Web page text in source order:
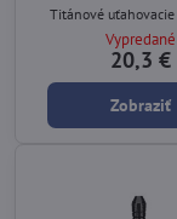
Titánové uťahovacie
Vypredané
20,3 €
Zobraziť